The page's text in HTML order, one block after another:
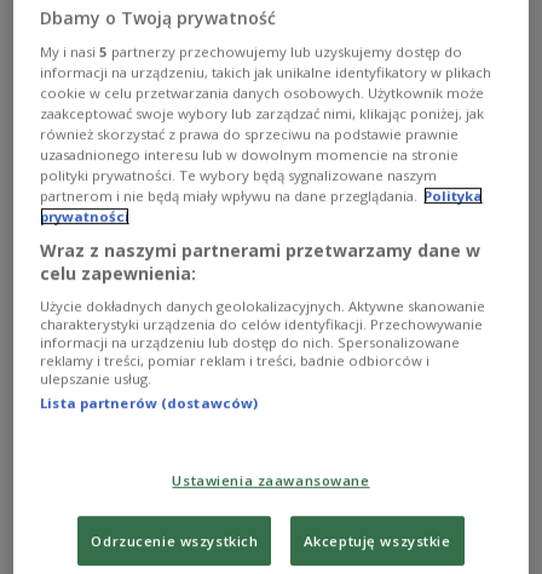
Surowe sankcje wobec białoruskiego reżimu. Takie rozwiązanie postuluje
Polska na arenie europejskiej. Anatol Chomicz / Forum
Журналіст, актывіст Саюзу палякаў у Беларусі
Анджэй Пачобут учора быў асуджаны на 8 гадоў
зняволення. Афіцыйная рэакцыя польскага
боку была хуткай – 9 лютага было абвешчана,
што закрываецца памежны пераход Баброўнікі
на мяжы з Беларуссю. Старшыня камісіі
замежных справаў Сейму Радослаў Фогель
(Radosław Fogiel) заявіў, што будуць рашучыя
прысудзіў актывіста польскай меншасці ў
Dbamy o Twoją prywatność
My i nasi5 partnerzy przechowujemy lub uzyskujemy dostęp do
informacji na urządzeniu, takich jak unikalne identyfikatory w plikach
cookie w celu przetwarzania danych osobowych. Użytkownik może
zaakceptować swoje wybory lub zarządzać nimi, klikając poniżej, jak
również skorzystać z prawa do sprzeciwu na podstawie prawnie
uzasadnionego interesu lub w dowolnym momencie na stronie
polityki prywatności. Te wybory będą sygnalizowane naszym
partnerom i nie będą miały wpływu na dane przeglądania. Polityka
prywatności
Wraz z naszymi partnerami przetwarzamy dane w
celu zapewnienia:
Użycie dokładnych danych geolokalizacyjnych. Aktywne skanowanie
charakterystyki urządzenia do celów identyfikacji. Przechowywanie
informacji na urządzeniu lub dostęp do nich. Spersonalizowane
reklamy i treści, pomiar reklam i treści, badnie odbiorców i
ulepszanie usług.
Lista partnerów (dostawców)
Ustawienia zaawansowane
Odrzucenie wszystkich Akceptuję wszystkie